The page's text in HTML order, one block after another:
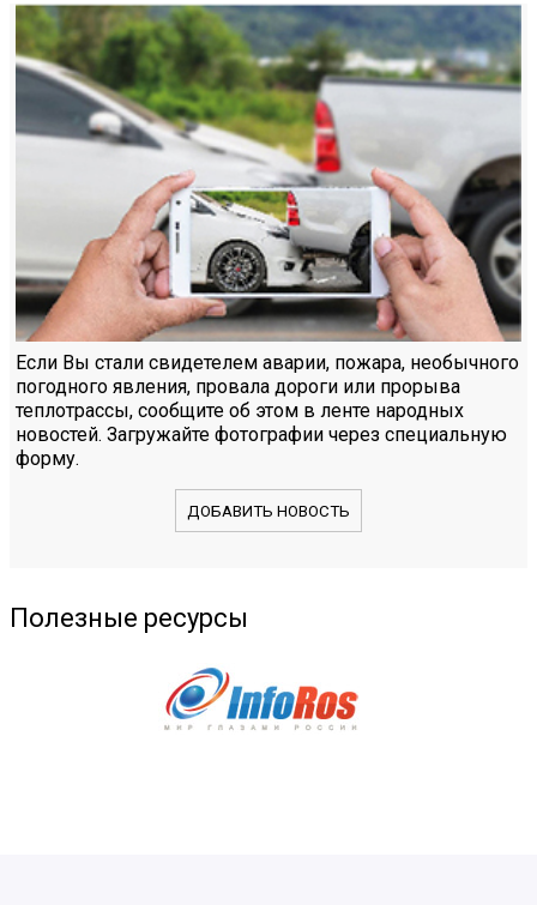
Если Вы стали свидетелем аварии, пожара, необычного
погодного явления, провала дороги или прорыва
теплотрассы, сообщите об этом в ленте народных
новостей. Загружайте фотографии через специальную
форму.
ДОБАВИТЬ НОВОСТЬ
Полезные ресурсы